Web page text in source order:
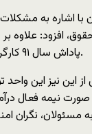
پاداش سال ۹۱ کارگران نیز پرداخت نشده است.
این نیز این
صورت نیمه فعال